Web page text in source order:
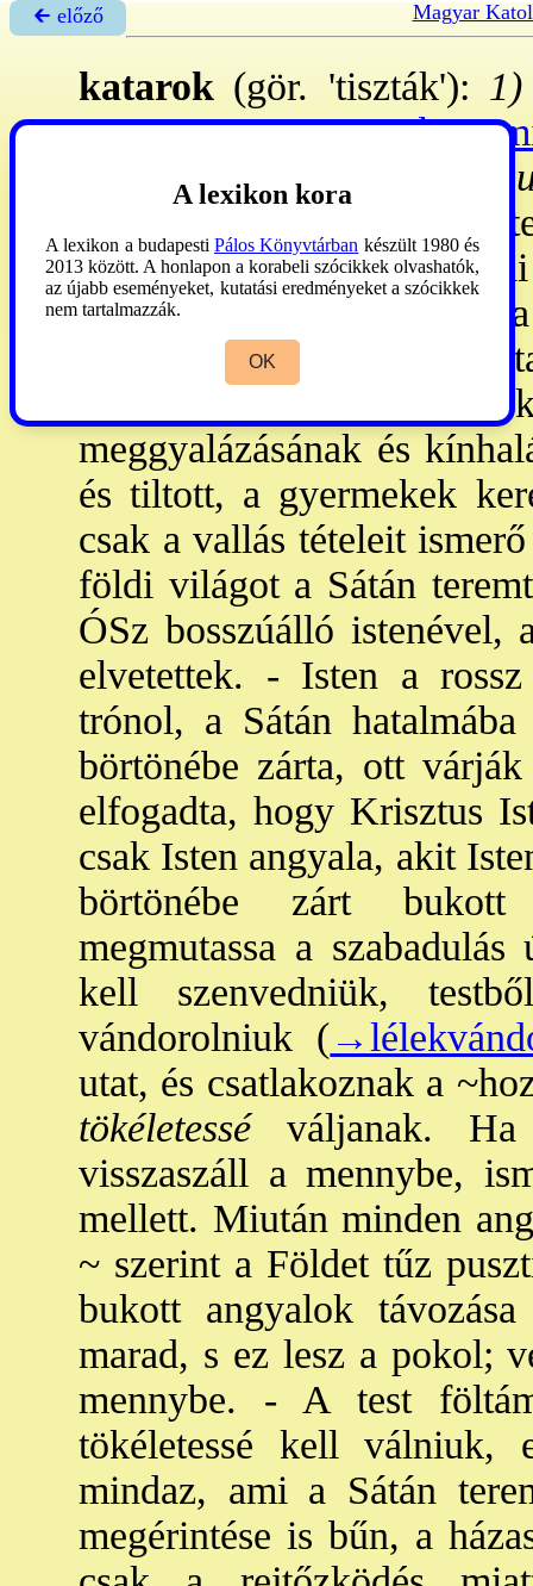
🡰 előző Magyar
katarok (gör. 'tiszták'): 1)
1163 u. a
Franciországban
.
kizárólagos alapja a
a kat. egyh.
szentmise lat.
értéktelenségét; a tp.
tiszt-ét anyagi
meggyalázásának és
és tiltott, a gyermekek
csak a vallás tételeit
földi világot a Sátán
ÓSz bosszúálló istenével,
elvetettek. - Isten a
trónol, a Sátán
börtönébe zárta, ott
elfogadta, hogy Krisztus
csak Isten angyala, akit
börtönébe zárt bukott
megmutassa a szabadulás
kell szenvedniük,
vándorolniuk (
utat, és csatlakoznak a
tökéletesséváljanak. Ha
visszaszáll a mennybe,
mellett. Miután minden
~ szerint a Földet tűz
bukott angyalok
marad, s ez lesz a pokol;
mennybe. - A test
tökéletessé kell válniuk,
mindaz, ami a Sátán
megérintése is bűn, a
A lexikon kora
A lexikon a budapesti Pálos Könyvtárban készült 1980 és
2013 között. A honlapon a korabeli szócikkek olvashatók,
az újabb eseményeket, kutatási eredményeket a szócikkek
nem tartalmazzák.
OK